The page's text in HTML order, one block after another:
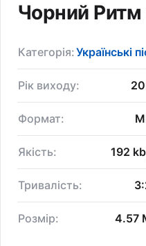
Чорний Ритм
Категорія:Українські
Рік виходу:
Формат:
Якість: 192
Тривалість:
Розмір: 4.57